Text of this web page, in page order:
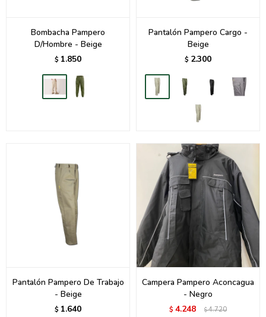
Bombacha Pampero
D/Hombre - Beige
$ 1.850
Pantalón Pampero Cargo -
Beige
$ 2.300
Pantalón Pampero De Trabajo
- Beige
$ 1.640
Campera Pampero Aconcagua
- Negro
$ 4.248 $4.720